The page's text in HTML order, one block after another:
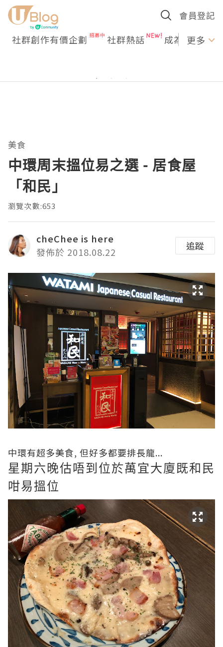
會員登記
社群創作有價企劃 社群熱話 成為U更多
美食
中環周末搵位易之選 - 居食屋
「和民」
瀏覽次數:653
cheChee is here
發佈於 2018.08.22
追蹤
中環有超多美食, 但好多都要排長龍...
星期六晚估唔到位於萬宜大廈既和民
咁易搵位